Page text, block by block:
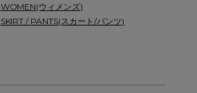
WOMEN(ウィメンズ)
SKIRT / PANTS(スカート/パンツ)